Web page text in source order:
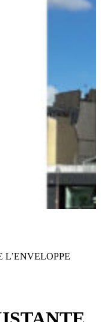
L’ENVELOPPE